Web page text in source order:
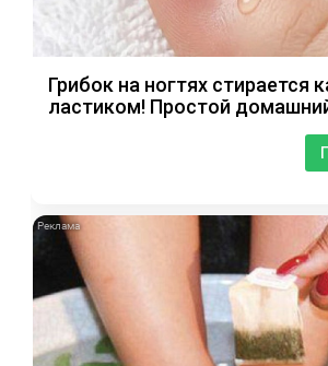
Грибок на ногтях стирается
ластиком! Простой